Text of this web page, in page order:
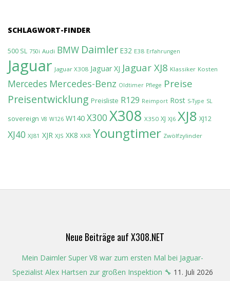
SCHLAGWORT-FINDER
500 SL 750i Audi BMW Daimler E32 E38 Erfahrungen
Jaguar Jaguar X308 Jaguar XJ Jaguar XJ8 Klassiker Kosten
Mercedes Mercedes-Benz Oldtimer Pflege Preise
Preisentwicklung Preisliste R129 Reimport Rost S-Type SL
sovereign V8 W126 W140 X300 X308 X350 XJ XJ6 XJ8 XJ12
XJ40 XJ81 XJR XJS XK8 XKR Youngtimer Zwölfzylinder
Neue Beiträge auf X308.NET
Mein Daimler Super V8 war zum ersten Mal bei Jaguar-
Spezialist Alex Hartsen zur großen Inspektion 🔧 11. Juli 2026